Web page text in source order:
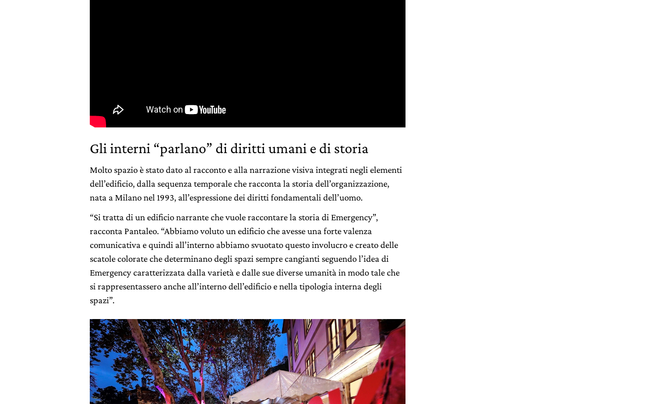
Gli interni “parlano” di diritti umani e di storia
Molto spazio è stato dato al racconto e alla narrazione visiva integrati negli elementi
dell’edificio, dalla sequenza temporale che racconta la storia dell’organizzazione,
nata a Milano nel 1993, all’espressione dei diritti fondamentali dell’uomo.
“Si tratta di un edificio narrante che vuole raccontare la storia di Emergency”,
racconta Pantaleo. “Abbiamo voluto un edificio che avesse una forte valenza
comunicativa e quindi all’interno abbiamo svuotato questo involucro e creato delle
scatole colorate che determinano degli spazi sempre cangianti seguendo l’idea di
Emergency caratterizzata dalla varietà e dalle sue diverse umanità in modo tale che
si rappresentassero anche all’interno dell’edificio e nella tipologia interna degli
spazi”.